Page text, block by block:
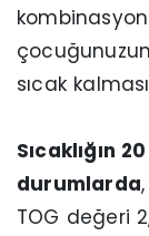
sıcak
Sıcaklığın
durumlarda
TOG değeri